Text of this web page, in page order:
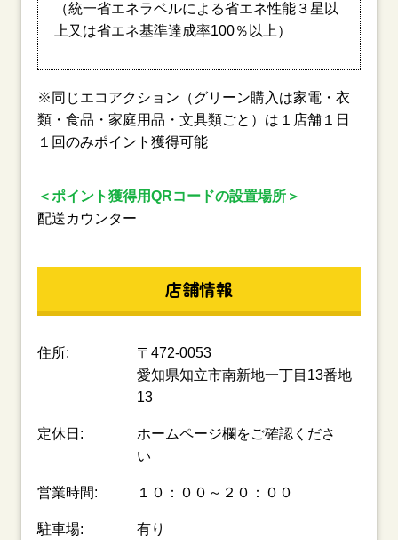
（統一省エネラベルによる省エネ性能３星以
上又は省エネ基準達成率100％以上）
※同じエコアクション（グリーン購入は家電・衣
類・食品・家庭用品・文具類ごと）は１店舗１日
１回のみポイント獲得可能
＜ポイント獲得用QRコードの設置場所＞
配送カウンター
店舗情報
住所:
〒472-0053
愛知県知立市南新地一丁目13番地
13
定休日:
ホームページ欄をご確認くださ
い
営業時間: １０：００～２０：００
駐車場: 有り